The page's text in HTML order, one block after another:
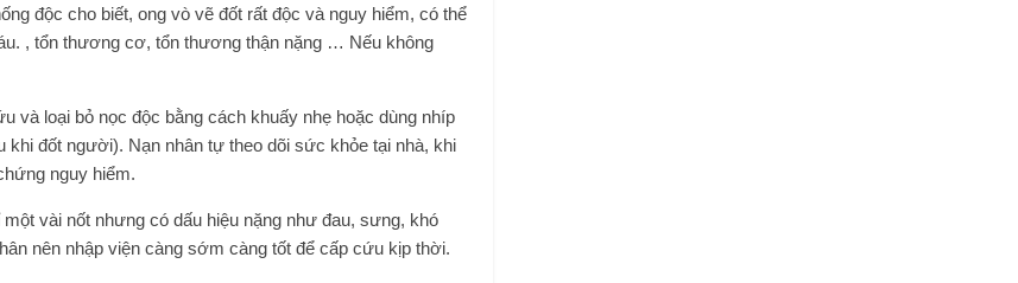
độc cho biết, ong vò vẽ đốt rất độc và nguy hiểm, có thể
, tổn thương cơ, tổn thương thận nặng … Nếu không
và loại bỏ nọc độc bằng cách khuấy nhẹ hoặc dùng nhíp
đốt người). Nạn nhân tự theo dõi sức khỏe tại nhà, khi
nguy hiểm.
vài nốt nhưng có dấu hiệu nặng như đau, sưng, khó
nên nhập viện càng sớm càng tốt để cấp cứu kịp thời.